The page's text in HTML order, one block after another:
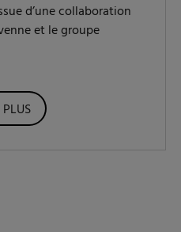
d’une collaboration
et le groupe